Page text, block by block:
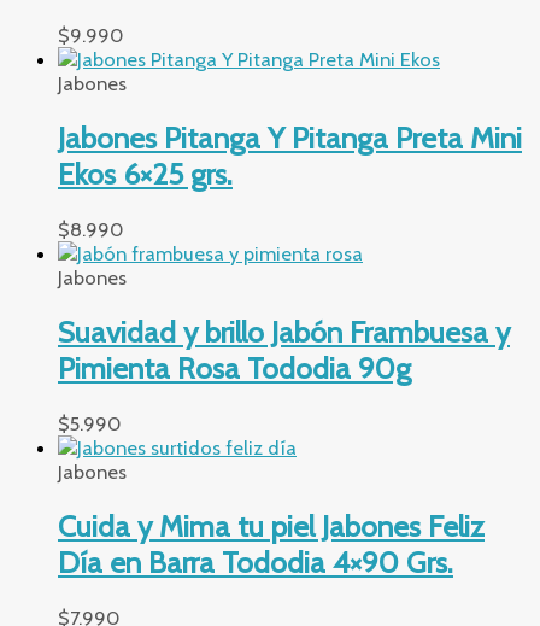
$9.990
Jabones
Jabones Pitanga Y Pitanga Preta Mini
Ekos 6×25 grs.
$8.990
Jabones
Suavidad y brillo Jabón Frambuesa y
Pimienta Rosa Tododia 90g
$5.990
Jabones
Cuida y Mima tu piel Jabones Feliz
Día en Barra Tododia 4×90 Grs.
$7.990